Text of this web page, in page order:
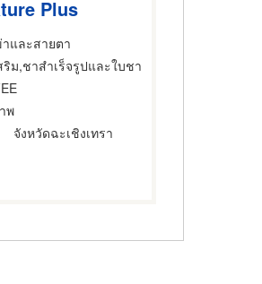
Plus
และสายตา
ริม,ชาสำเร็จรูปและใบชา
พ
จังหวัดฉะเชิงเทรา